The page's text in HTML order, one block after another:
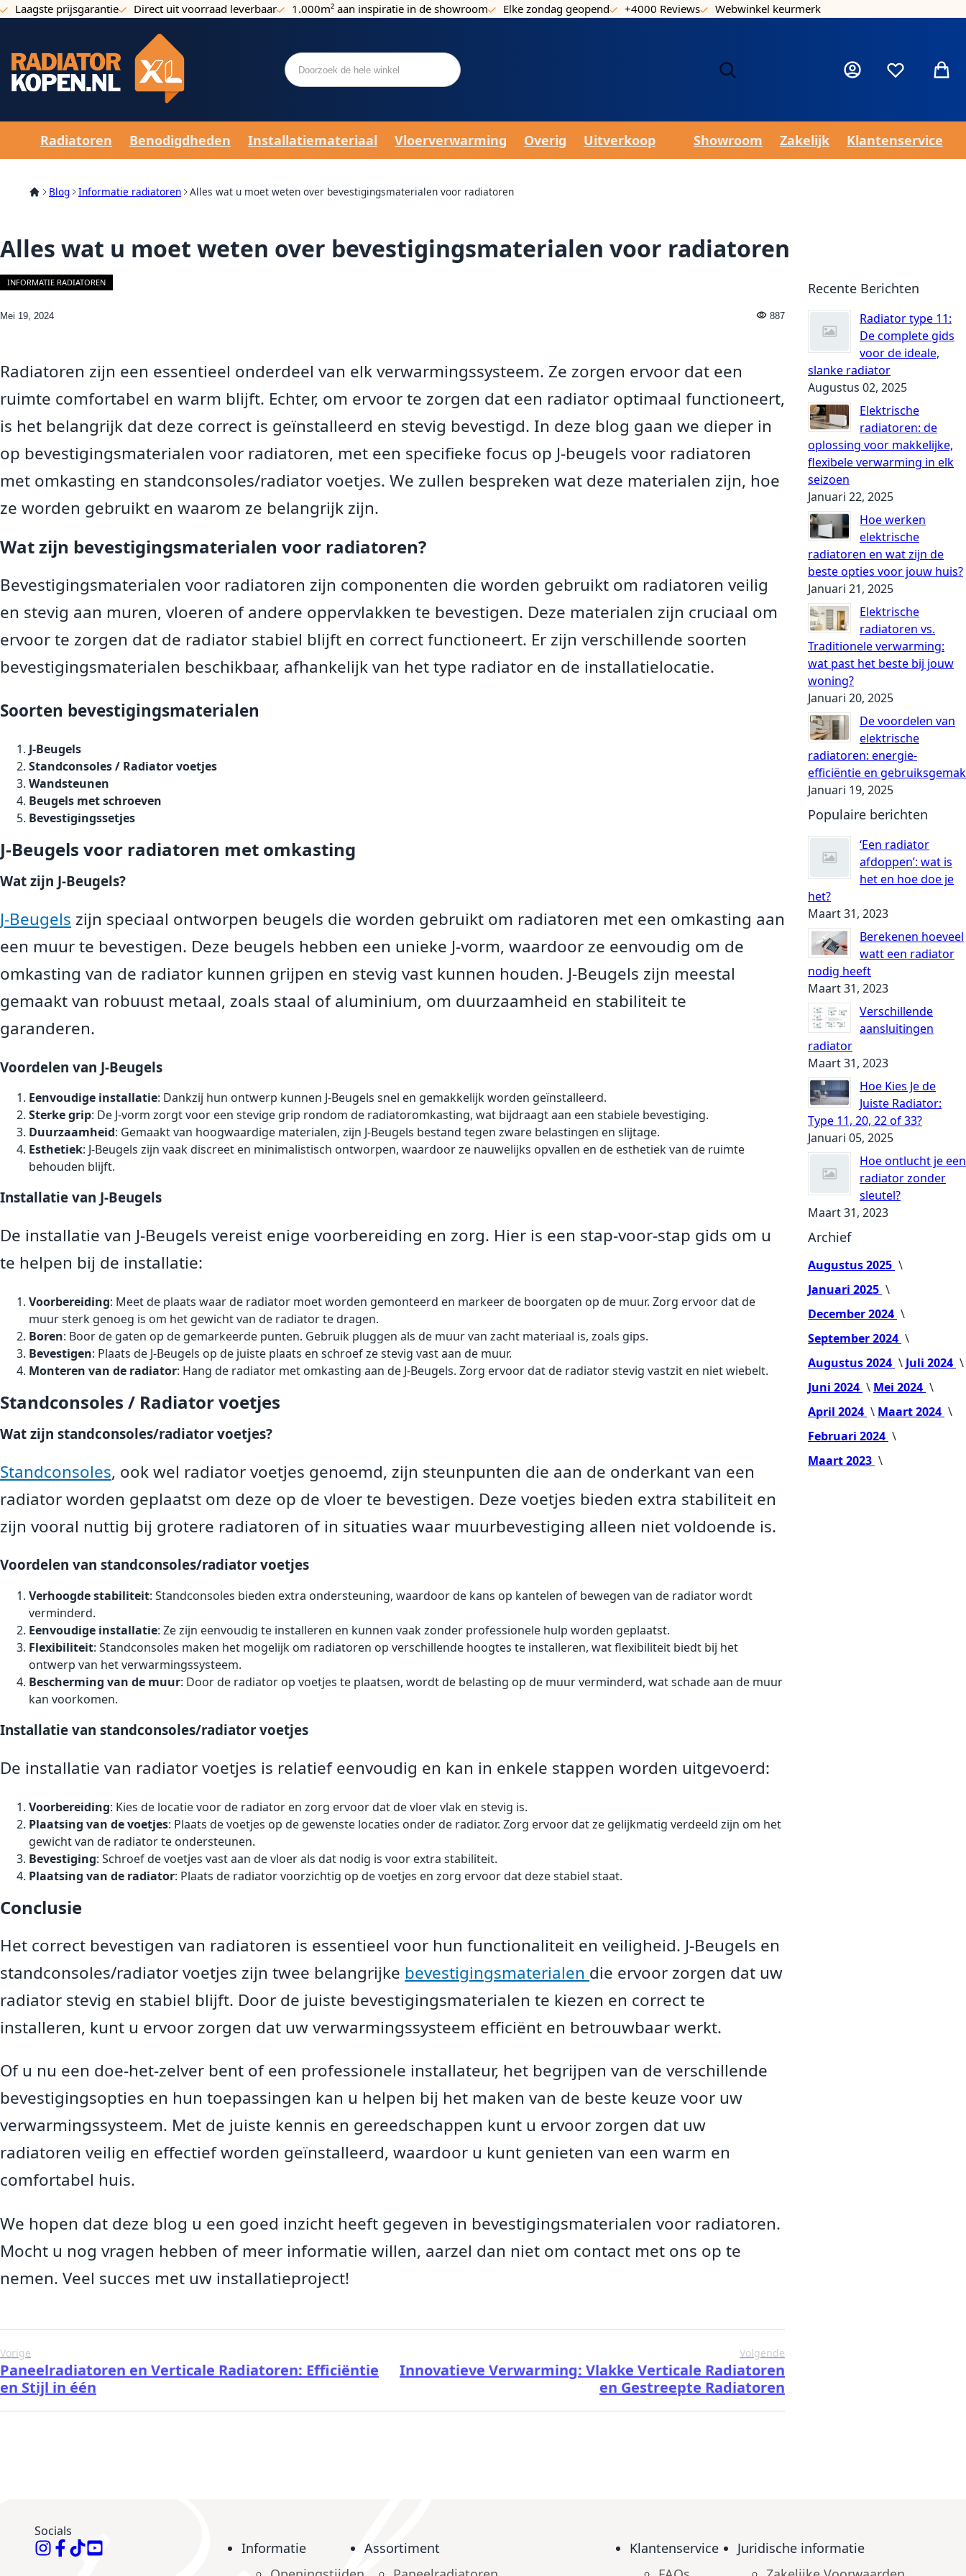
Ga naar de inhoud
Laagste prijsgarantie Direct uit voorraad leverbaar 1.000m² aan inspiratie in de showroom Elke zondag geopend +4000 Reviews Webwinkel keurmerk
Mijn accountVerlanglijst
Radiatoren Benodigdheden Installatiemateriaal Vloerverwarming Overig Uitverkoop Showroom Zakelijk Klantenservice
Blog Informatie radiatoren Alles wat u moet weten over bevestigingsmaterialen voor radiatoren
Alles wat u moet weten over bevestigingsmaterialen voor radiatoren
INFORMATIE RADIATOREN
Mei 19, 2024 887
Radiatoren zijn een essentieel onderdeel van elk verwarmingssysteem. Ze zorgen ervoor dat een
ruimte comfortabel en warm blijft. Echter, om ervoor te zorgen dat een radiator optimaal functioneert,
is het belangrijk dat deze correct is geïnstalleerd en stevig bevestigd. In deze blog gaan we dieper in
op bevestigingsmaterialen voor radiatoren, met een specifieke focus op J-beugels voor radiatoren
met omkasting en standconsoles/radiator voetjes. We zullen bespreken wat deze materialen zijn, hoe
ze worden gebruikt en waarom ze belangrijk zijn.
Wat zijn bevestigingsmaterialen voor radiatoren?
Bevestigingsmaterialen voor radiatoren zijn componenten die worden gebruikt om radiatoren veilig
en stevig aan muren, vloeren of andere oppervlakken te bevestigen. Deze materialen zijn cruciaal om
ervoor te zorgen dat de radiator stabiel blijft en correct functioneert. Er zijn verschillende soorten
bevestigingsmaterialen beschikbaar, afhankelijk van het type radiator en de installatielocatie.
Soorten bevestigingsmaterialen
J-Beugels
Standconsoles / Radiator voetjes
Wandsteunen
Beugels met schroeven
Bevestigingssetjes
J-Beugels voor radiatoren met omkasting
Wat zijn J-Beugels?
J-Beugels zijn speciaal ontworpen beugels die worden gebruikt om radiatoren met een omkasting aan
een muur te bevestigen. Deze beugels hebben een unieke J-vorm, waardoor ze eenvoudig om de
omkasting van de radiator kunnen grijpen en stevig vast kunnen houden. J-Beugels zijn meestal
gemaakt van robuust metaal, zoals staal of aluminium, om duurzaamheid en stabiliteit te
garanderen.
Voordelen van J-Beugels
Eenvoudige installatie: Dankzij hun ontwerp kunnen J-Beugels snel en gemakkelijk worden geïnstalleerd.
Sterke grip: De J-vorm zorgt voor een stevige grip rondom de radiatoromkasting, wat bijdraagt aan een stabiele bevestiging.
Duurzaamheid: Gemaakt van hoogwaardige materialen, zijn J-Beugels bestand tegen zware belastingen en slijtage.
Esthetiek: J-Beugels zijn vaak discreet en minimalistisch ontworpen, waardoor ze nauwelijks opvallen en de esthetiek van de ruimte
behouden blijft.
Installatie van J-Beugels
De installatie van J-Beugels vereist enige voorbereiding en zorg. Hier is een stap-voor-stap gids om u
te helpen bij de installatie:
Voorbereiding: Meet de plaats waar de radiator moet worden gemonteerd en markeer de boorgaten op de muur. Zorg ervoor dat de
muur sterk genoeg is om het gewicht van de radiator te dragen.
Boren: Boor de gaten op de gemarkeerde punten. Gebruik pluggen als de muur van zacht materiaal is, zoals gips.
Bevestigen: Plaats de J-Beugels op de juiste plaats en schroef ze stevig vast aan de muur.
Monteren van de radiator: Hang de radiator met omkasting aan de J-Beugels. Zorg ervoor dat de radiator stevig vastzit en niet wiebelt.
Standconsoles / Radiator voetjes
Wat zijn standconsoles/radiator voetjes?
Standconsoles, ook wel radiator voetjes genoemd, zijn steunpunten die aan de onderkant van een
radiator worden geplaatst om deze op de vloer te bevestigen. Deze voetjes bieden extra stabiliteit en
zijn vooral nuttig bij grotere radiatoren of in situaties waar muurbevestiging alleen niet voldoende is.
Voordelen van standconsoles/radiator voetjes
Verhoogde stabiliteit: Standconsoles bieden extra ondersteuning, waardoor de kans op kantelen of bewegen van de radiator wordt
verminderd.
Eenvoudige installatie: Ze zijn eenvoudig te installeren en kunnen vaak zonder professionele hulp worden geplaatst.
Flexibiliteit: Standconsoles maken het mogelijk om radiatoren op verschillende hoogtes te installeren, wat flexibiliteit biedt bij het
ontwerp van het verwarmingssysteem.
Bescherming van de muur: Door de radiator op voetjes te plaatsen, wordt de belasting op de muur verminderd, wat schade aan de muur
kan voorkomen.
Installatie van standconsoles/radiator voetjes
De installatie van radiator voetjes is relatief eenvoudig en kan in enkele stappen worden uitgevoerd:
Voorbereiding: Kies de locatie voor de radiator en zorg ervoor dat de vloer vlak en stevig is.
Plaatsing van de voetjes: Plaats de voetjes op de gewenste locaties onder de radiator. Zorg ervoor dat ze gelijkmatig verdeeld zijn om het
gewicht van de radiator te ondersteunen.
Bevestiging: Schroef de voetjes vast aan de vloer als dat nodig is voor extra stabiliteit.
Plaatsing van de radiator: Plaats de radiator voorzichtig op de voetjes en zorg ervoor dat deze stabiel staat.
Conclusie
Het correct bevestigen van radiatoren is essentieel voor hun functionaliteit en veiligheid. J-Beugels en
standconsoles/radiator voetjes zijn twee belangrijke bevestigingsmaterialen die ervoor zorgen dat uw
radiator stevig en stabiel blijft. Door de juiste bevestigingsmaterialen te kiezen en correct te
installeren, kunt u ervoor zorgen dat uw verwarmingssysteem efficiënt en betrouwbaar werkt.
Of u nu een doe-het-zelver bent of een professionele installateur, het begrijpen van de verschillende
bevestigingsopties en hun toepassingen kan u helpen bij het maken van de beste keuze voor uw
verwarmingssysteem. Met de juiste kennis en gereedschappen kunt u ervoor zorgen dat uw
radiatoren veilig en effectief worden geïnstalleerd, waardoor u kunt genieten van een warm en
comfortabel huis.
We hopen dat deze blog u een goed inzicht heeft gegeven in bevestigingsmaterialen voor radiatoren.
Mocht u nog vragen hebben of meer informatie willen, aarzel dan niet om contact met ons op te
nemen. Veel succes met uw installatieproject!
Vorige
Paneelradiatoren en Verticale Radiatoren: Efficiëntie
en Stijl in één
Volgende
Innovatieve Verwarming: Vlakke Verticale Radiatoren
en Gestreepte Radiatoren
Recente Berichten
Radiator type 11:
De complete gids
voor de ideale,
slanke radiator
Augustus 02, 2025
Elektrische
radiatoren: de
oplossing voor makkelijke,
flexibele verwarming in elk
seizoen
Januari 22, 2025
Hoe werken
elektrische
radiatoren en wat zijn de
beste opties voor jouw huis?
Januari 21, 2025
Elektrische
radiatoren vs.
Traditionele verwarming:
wat past het beste bij jouw
woning?
Januari 20, 2025
De voordelen van
elektrische
radiatoren: energie-
efficiëntie en gebruiksgemak
Januari 19, 2025
Populaire berichten
‘Een radiator
afdoppen’: wat is
het en hoe doe je
het?
Maart 31, 2023
Berekenen hoeveel
watt een radiator
nodig heeft
Maart 31, 2023
Verschillende
aansluitingen
radiator
Maart 31, 2023
Hoe Kies Je de
Juiste Radiator:
Type 11, 20, 22 of 33?
Januari 05, 2025
Hoe ontlucht je een
radiator zonder
sleutel?
Maart 31, 2023
Archief
Augustus 2025
Januari 2025
December 2024
September 2024
Augustus 2024
Juli 2024
Juni 2024
Mei 2024
April 2024
Maart 2024
Februari 2024
Maart 2023
Socials
Informatie
Assortiment
Klantenservice
Juridische informatie